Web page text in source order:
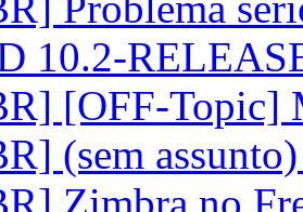
10.2-
[OFF-Topic]
(sem